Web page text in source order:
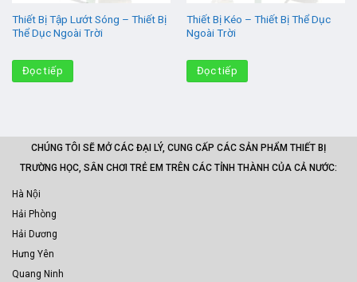
Thiết Bị Tập Lướt Sóng – Thiết Bị
Thể Dục Ngoài Trời
Đọc tiếp
Thiết Bị Kéo – Thiết Bị Thể Dục
Ngoài Trời
Đọc tiếp
CHÚNG TÔI SẼ MỞ CÁC ĐẠI LÝ, CUNG CẤP CÁC SẢN PHẨM THIẾT BỊ
TRƯỜNG HỌC, SÂN CHƠI TRẺ EM TRÊN CÁC TỈNH THÀNH CỦA CẢ NƯỚC:
Hà Nội
Hải Phòng
Hải Dương
Hưng Yên
Quang Ninh